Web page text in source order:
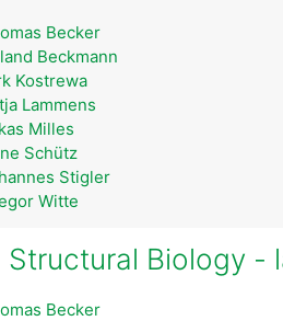
Becker
Beckmann
Kostrewa
Lammens
Milles
Schütz
Stigler
Witte
Structural Biology -
Becker